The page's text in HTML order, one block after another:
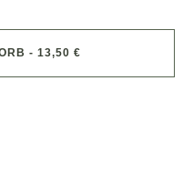
- 13,50 €